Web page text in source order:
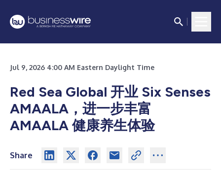
Jul 9, 2026 4:00 AM Eastern Daylight Time
Red Sea Global 开业 Six Senses
AMAALA，进一步丰富
AMAALA 健康养生体验
Share